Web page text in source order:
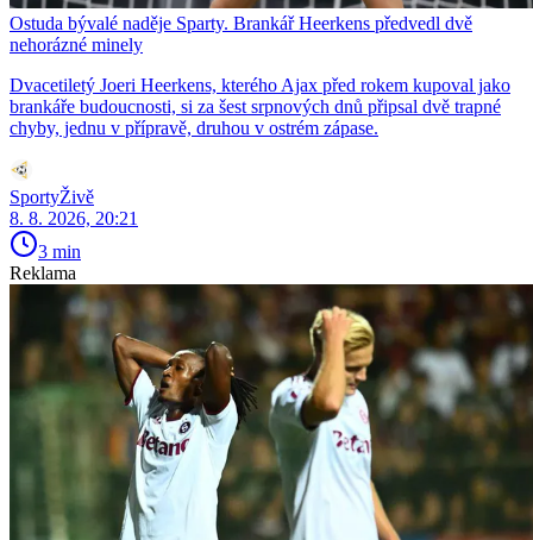
Ostuda bývalé naděje Sparty. Brankář Heerkens předvedl dvě
nehorázné minely
Dvacetiletý Joeri Heerkens, kterého Ajax před rokem kupoval jako
brankáře budoucnosti, si za šest srpnových dnů připsal dvě trapné
chyby, jednu v přípravě, druhou v ostrém zápase.
SportyŽivě
8. 8. 2026, 20:21
3 min
Reklama